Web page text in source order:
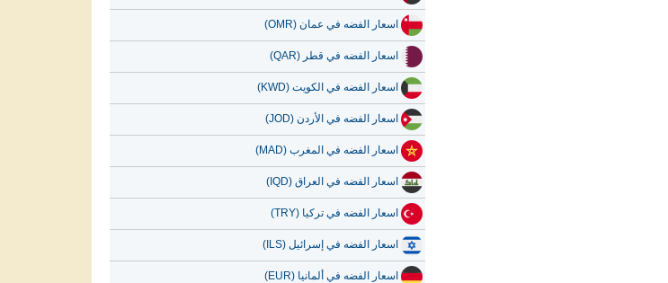
اسعار الفضه في عمان (OMR)
اسعار الفضه في قطر (QAR)
اسعار الفضه في الكويت (KWD)
اسعار الفضه في الأردن (JOD)
اسعار الفضه في المغرب (MAD)
اسعار الفضه في العراق (IQD)
اسعار الفضه في تركيا (TRY)
اسعار الفضه في إسرائيل (ILS)
اسعار الفضه في ألمانيا (EUR)